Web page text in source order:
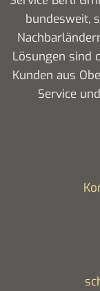
bundesweit,
Lösungen sind
Kunden aus
Service